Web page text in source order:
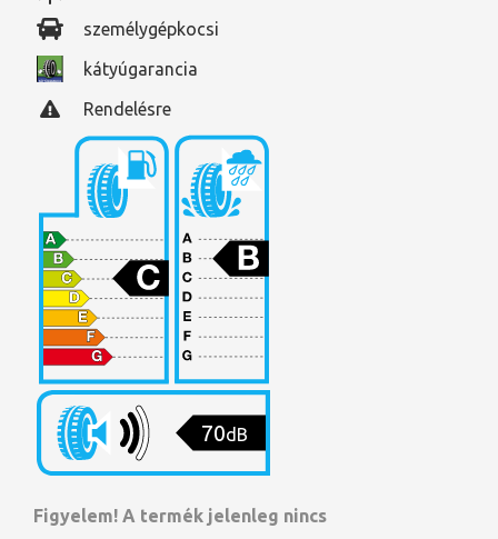
személygépkocsi
kátyúgarancia
Rendelésre
70dB
Figyelem! A termék jelenleg nincs